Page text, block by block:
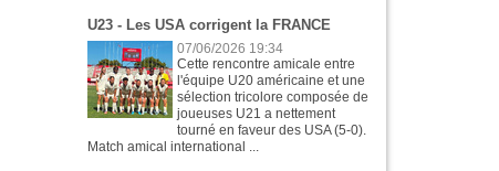
U23 - Les USA corrigent la FRANCE
07/06/2026 19:34
Cette rencontre amicale entre
l'équipe U20 américaine et une
sélection tricolore composée de
joueuses U21 a nettement
tourné en faveur des USA (5-0).
Match amical international ...